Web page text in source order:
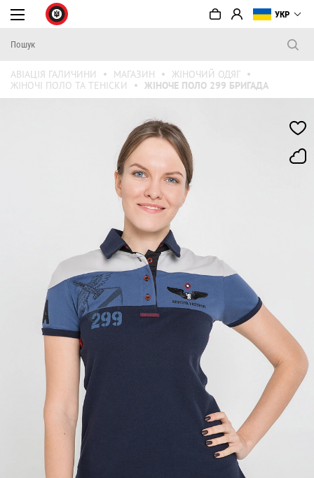
УКР
АВІАЦІЯ ГАЛИЧИНИ МАГАЗИН
ЖІНОЧИЙ ОДЯГ
ЖІНОЧІ ПОЛО ТА ТЕНІСКИ
ЖІНОЧЕ ПОЛО 299 БРИГАДА